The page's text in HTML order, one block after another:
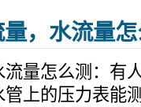
，水流量
量怎么测：有
上的压力表能